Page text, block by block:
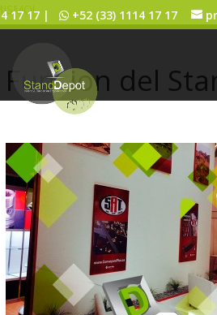
17 17 | +52 (33) 1114 17 17
Funcion del